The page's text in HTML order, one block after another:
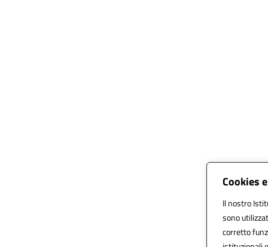
Cookies
Il nostro
sono
corretto